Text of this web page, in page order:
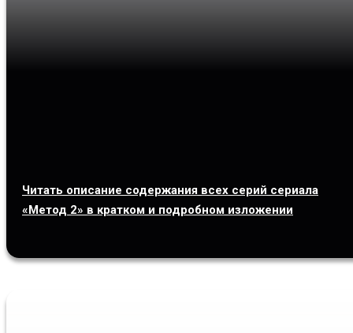
Читать описание содержания всех серий сериала
«Метод 2» в кратком и подробном изложении